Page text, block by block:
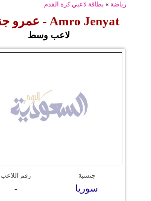
رياضة » بطاقة لاعبي كرة القدم
Amro Jenyat - عمرو جنيات
لاعب وسط
جنسية
سوريا
رقم اللاعب
-